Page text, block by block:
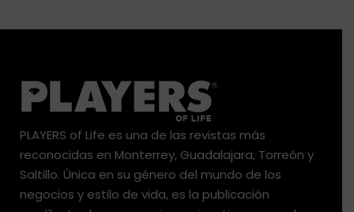
PLAYERS of Life es una de las revistas más
reconocidas en Monterrey, Guadalajara, Torreón y
Saltillo. Única en su género del mundo de los
negocios y estilo de vida, es la publicación